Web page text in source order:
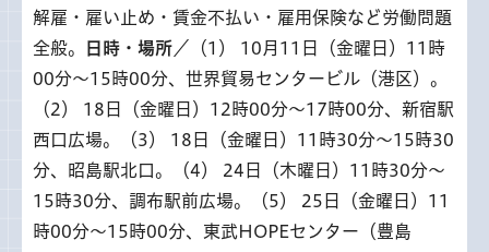
解雇・雇い止め・賃金不払い・雇用保険など労働問題
全般。
日時・場所 ／（1） 10月11日（金曜日）11時
00分～15時00分、世界貿易センタービル（港区）。
（2） 18日（金曜日）12時00分～17時00分、新宿駅
西口広場。（3） 18日（金曜日）11時30分～15時30
分、昭島駅北口。（4） 24日（木曜日）11時30分～
15時30分、調布駅前広場。（5） 25日（金曜日）11
時00分～15時00分、東武HOPEセンター（豊島